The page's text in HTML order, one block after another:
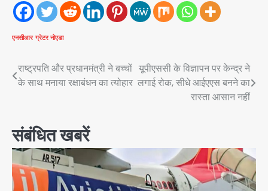
एनसीआर ग्रेटर नोएडा
Post
राष्ट्रपति और प्रधानमंत्री ने बच्चों
के साथ मनाया रक्षाबंधन का त्योहार
यूपीएससी के विज्ञापन पर केन्द्र ने
लगाई रोक, सीधे आईएएस बनने का
रास्ता आसान नहीं
संबंधित खबरें